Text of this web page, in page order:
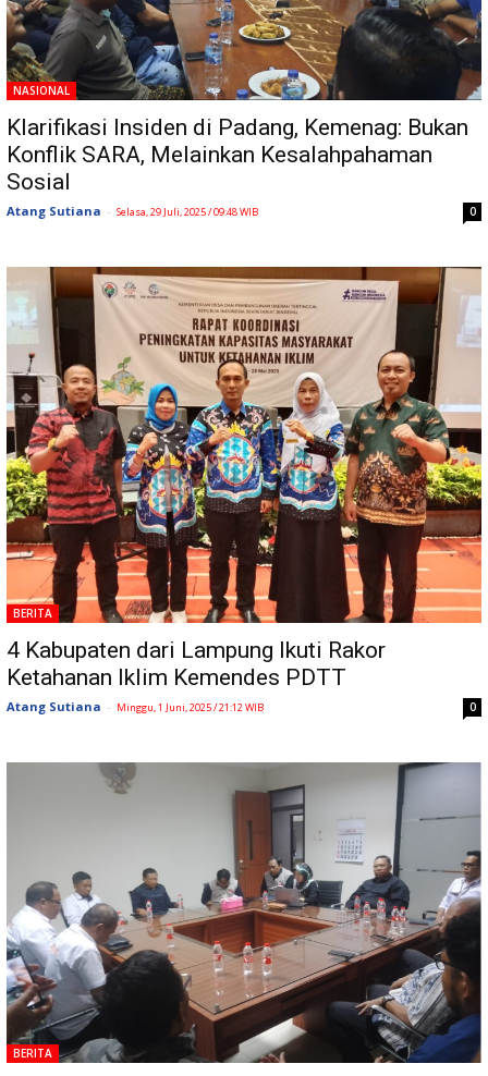
NASIONAL
Klarifikasi Insiden di Padang, Kemenag: Bukan
Konflik SARA, Melainkan Kesalahpahaman
Sosial
Atang Sutiana - Selasa, 29 Juli, 2025 / 09:48 WIB 0
BERITA
4 Kabupaten dari Lampung Ikuti Rakor
Ketahanan Iklim Kemendes PDTT
Atang Sutiana - Minggu, 1 Juni, 2025 / 21:12 WIB 0
BERITA